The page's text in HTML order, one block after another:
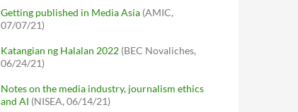
Getting published in Media Asia (AMIC,
07/07/21)
Katangian ng Halalan 2022 (BEC Novaliches,
06/24/21)
Notes on the media industry, journalism ethics
and AI (NISEA, 06/14/21)